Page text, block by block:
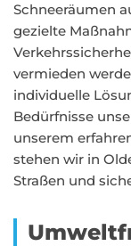
Schneeräumen
gezielte
vermieden
individuelle
Bedürfnisse
unserem
stehen wir in
Straßen und